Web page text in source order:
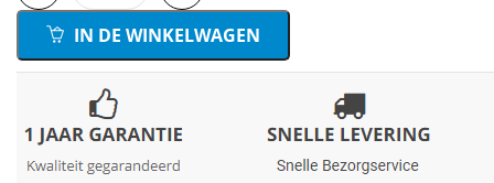
IN DE WINKELWAGEN